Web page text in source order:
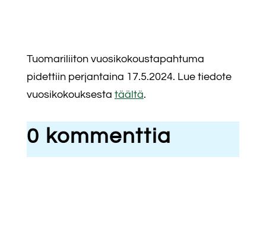
Tuomariliiton vuosikokoustapahtuma
pidettiin perjantaina 17.5.2024. Lue tiedote
vuosikokouksesta täältä.
0 kommenttia